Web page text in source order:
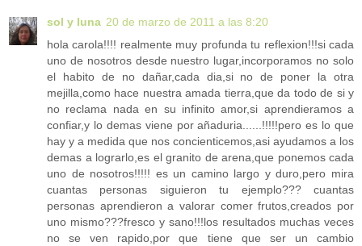
sol y luna 20 de marzo de 2011 a las 8:20
hola carola!!!! realmente muy profunda tu reflexion!!!si cada
uno de nosotros desde nuestro lugar,incorporamos no solo
el habito de no dañar,cada dia,si no de poner la otra
mejilla,como hace nuestra amada tierra,que da todo de si y
no reclama nada en su infinito amor,si aprendieramos a
confiar,y lo demas viene por añaduria......!!!!!pero es lo que
hay y a medida que nos concienticemos,asi ayudamos a los
demas a lograrlo,es el granito de arena,que ponemos cada
uno de nosotros!!!!! es un camino largo y duro,pero mira
cuantas personas siguieron tu ejemplo??? cuantas
personas aprendieron a valorar comer frutos,creados por
uno mismo???fresco y sano!!!los resultados muchas veces
no se ven rapido,por que tiene que ser un cambio